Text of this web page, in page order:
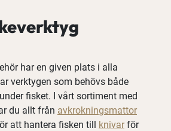
har en given plats i alla
verktygen som behövs både
fisket. I vårt sortiment med
du allt från avkrokningsmattor
att hantera fisken till knivarför